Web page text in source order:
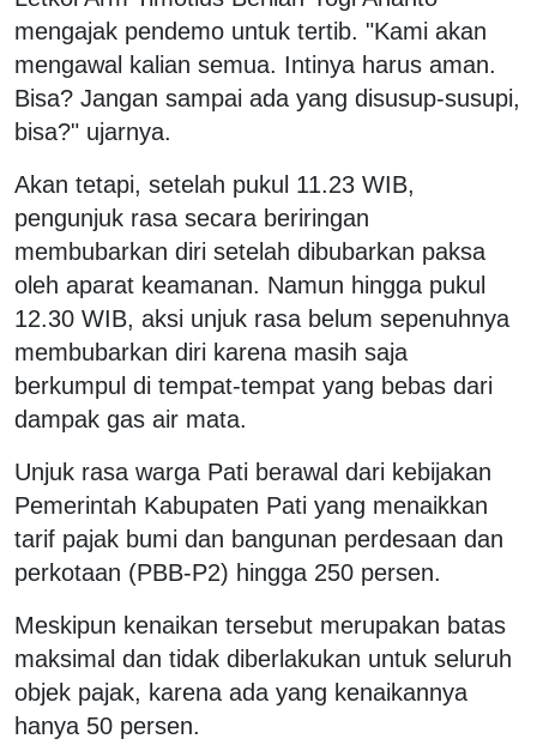
mengajak pendemo untuk tertib. "Kami akan
mengawal kalian semua. Intinya harus aman.
Bisa? Jangan sampai ada yang disusup-susupi,
bisa?" ujarnya.
Akan tetapi, setelah pukul 11.23 WIB,
pengunjuk rasa secara beriringan
membubarkan diri setelah dibubarkan paksa
oleh aparat keamanan. Namun hingga pukul
12.30 WIB, aksi unjuk rasa belum sepenuhnya
membubarkan diri karena masih saja
berkumpul di tempat-tempat yang bebas dari
dampak gas air mata.
Unjuk rasa warga Pati berawal dari kebijakan
Pemerintah Kabupaten Pati yang menaikkan
tarif pajak bumi dan bangunan perdesaan dan
perkotaan (PBB-P2) hingga 250 persen.
Meskipun kenaikan tersebut merupakan batas
maksimal dan tidak diberlakukan untuk seluruh
objek pajak, karena ada yang kenaikannya
hanya 50 persen.